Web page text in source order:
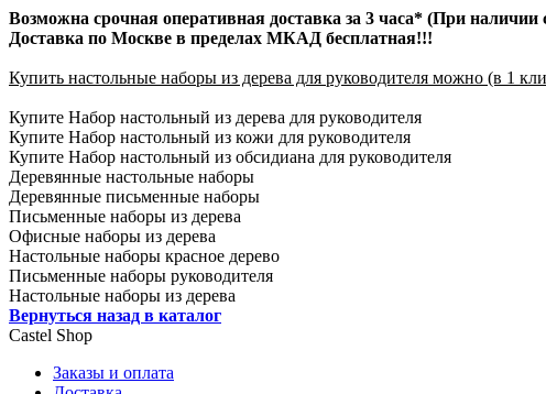
Возможна срочная оперативная доставка за 3 часа* (При
Доставка по Москве в пределах МКАД бесплатная!!!
Купить настольные наборы из дерева для руководителя можно (в 1
Купите Набор настольный из дерева для руководителя
Купите Набор настольный из кожи для руководителя
Купите Набор настольный из обсидиана для руководителя
Деревянные настольные наборы
Деревянные письменные наборы
Письменные наборы из дерева
Офисные наборы из дерева
Настольные наборы красное дерево
Письменные наборы руководителя
Настольные наборы из дерева
Вернуться назад в каталог
Castel Shop
Заказы и оплата